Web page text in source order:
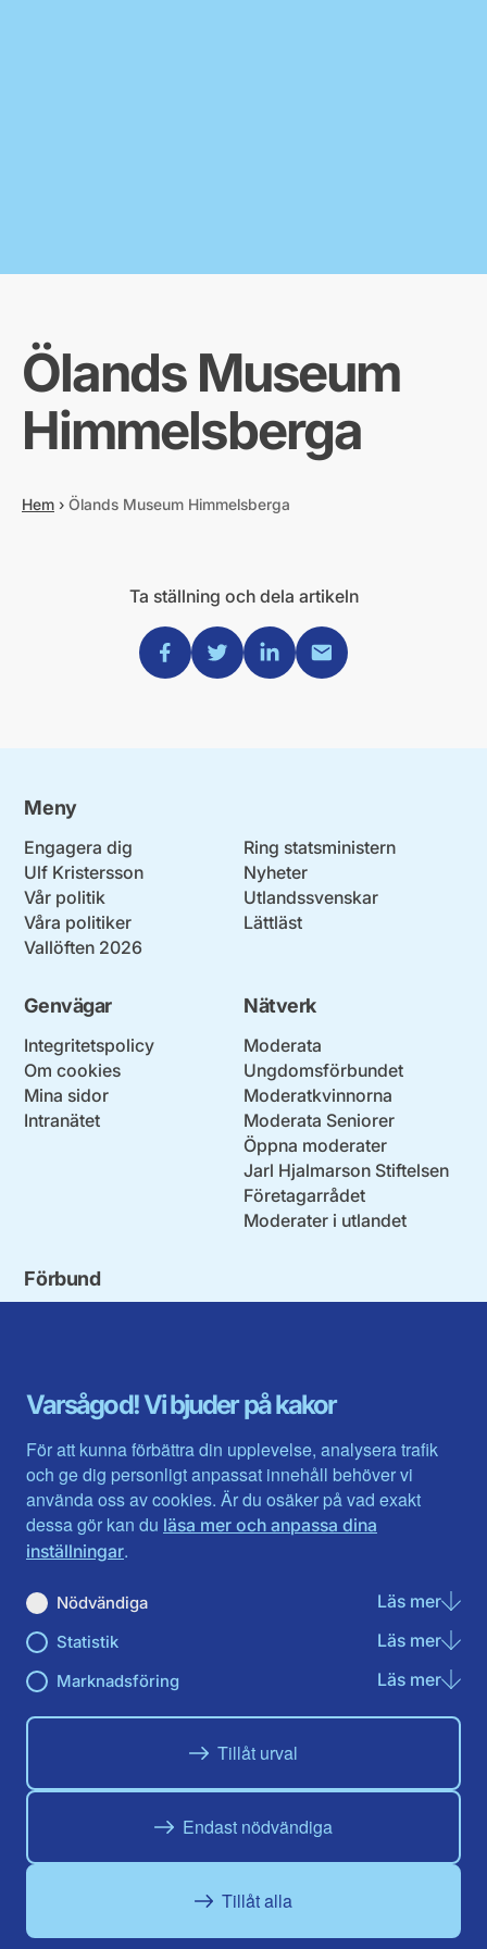
Varsågod! Vi bjuder på kakor
För att kunna förbättra din upplevelse, analysera trafik
och ge dig personligt anpassat innehåll behöver vi
använda oss av cookies. Är du osäker på vad exakt
dessa gör kan du läsa mer och anpassa dina
inställningar.
Nödvändiga Läs merom
Statistik Läs merom
Marknadsföring Läs merom
Tillåt urval
Endast nödvändiga
Tillåt alla
Ölands Museum
Himmelsberga
Hem › Ölands Museum Himmelsberga
Ta ställning och dela artikeln
Dela via Facebook
Dela via Twitter
Dela via Linkedin
Dela via Mail
Meny
Engagera dig
Ulf Kristersson
Vår politik
Våra politiker
Vallöften 2026
Ring statsministern
Nyheter
Utlandssvenskar
Lättläst
Genvägar
Integritetspolicy
Om cookies
Mina sidor
Intranätet
Nätverk
Moderata
Ungdomsförbundet
Moderatkvinnorna
Moderata Seniorer
Öppna moderater
Jarl Hjalmarson Stiftelsen
Företagarrådet
Moderater i utlandet
Förbund
Gävleborg
Halland
Jämtlands län
Jönköpings län
Kalmar län
Kronobergs län
Norrbotten
Skåne län
Värmlands län
Västerbotten
Västra Götaland
Västernorrland
Västmanland
Örebro län
Östergötland
Du hittar oss här på sociala medier
Facebook
Instagram